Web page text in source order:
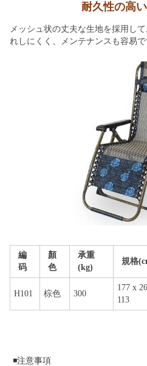
耐久性の高
メッシュ状の丈夫な生地を採用し
れしにくく、メンテナンスも容易で
編
码
顏
色
承重
(kg)
規格
H101 棕色 300
177 x
113
◾️注意事項